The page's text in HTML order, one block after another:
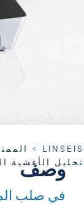
LINSEIS
>
تحليل الأغشية
وصف
في صلب